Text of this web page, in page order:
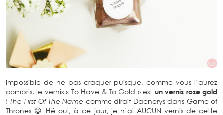
Impossible de ne pas craquer puisque, comme vous l’aurez
compris, le vernis « To Have & To Gold » est un vernis rose gold
!The First Of The Name comme dirait Daenerys dans Game of
Thrones 😀 Hé oui, à ce jour, je n’ai AUCUN vernis de cette